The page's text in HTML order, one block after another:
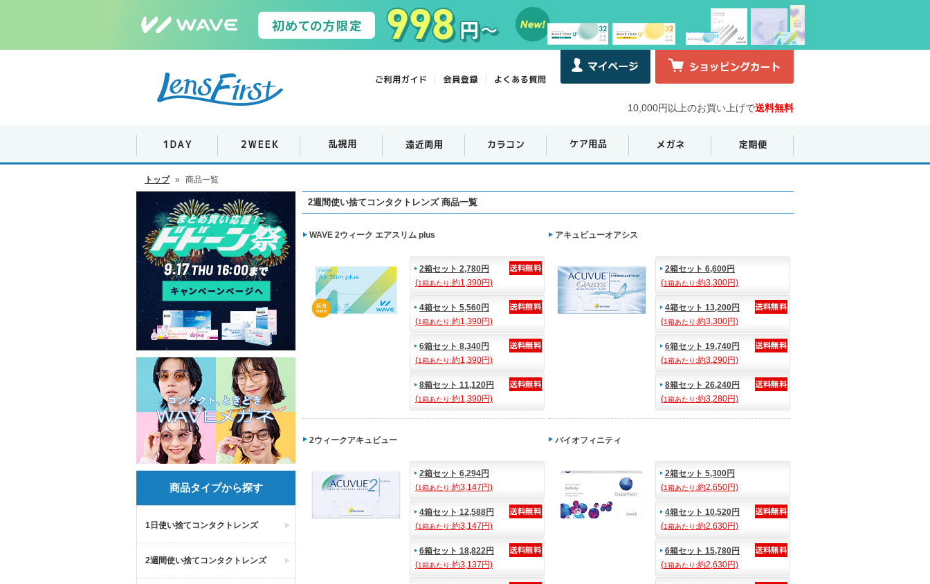
10,000円以上のお買い上げで送料無料
トップ » 商品一覧
商品タイプから探す
1日使い捨てコンタクトレンズ
2週間使い捨てコンタクトレンズ
2週間使い捨てコンタクトレンズ 商品一覧
WAVE 2ウィーク エアスリム plus
2箱セット 2,780円
(1箱あたり:約1,390円)
4箱セット 5,560円
(1箱あたり:約1,390円)
6箱セット 8,340円
(1箱あたり:約1,390円)
8箱セット 11,120円
(1箱あたり:約1,390円)
アキュビューオアシス
2箱セット 6,600円
(1箱あたり:約3,300円)
4箱セット 13,200円
(1箱あたり:約3,300円)
6箱セット 19,740円
(1箱あたり:約3,290円)
8箱セット 26,240円
(1箱あたり:約3,280円)
2ウィークアキュビュー
2箱セット 6,294円
(1箱あたり:約3,147円)
4箱セット 12,588円
(1箱あたり:約3,147円)
6箱セット 18,822円
(1箱あたり:約3,137円)
バイオフィニティ
2箱セット 5,300円
(1箱あたり:約2,650円)
4箱セット 10,520円
(1箱あたり:約2,630円)
6箱セット 15,780円
(1箱あたり:約2,630円)